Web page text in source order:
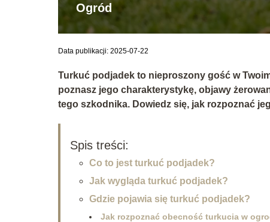
Ogród
Data publikacji: 2025-07-22
Turkuć podjadek to nieproszony gość w
poznasz jego charakterystykę, objawy
tego szkodnika. Dowiedz się, jak rozpoznać
Spis treści:
Co to jest turkuć podjadek?
Jak wygląda turkuć podjadek?
Gdzie pojawia się turkuć podjadek?
Jak rozpoznać obecność turkucia w